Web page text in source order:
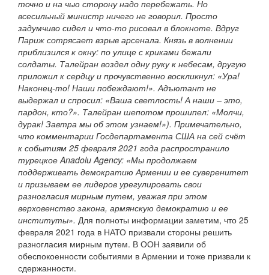
точно и на чью сторону надо перебежать. Но
всесильный министр ничего не говорил. Просто
задумчиво сидел и что-то рисовал в блокноте. Вдруг
Париж сотрясает взрыв арсенала. Князь в волнении
приблизился к окну: по улице с криками бежали
солдаты. Талейран воздел одну руку к небесам, другую
приложил к сердцу и прочувственно воскликнул: «Ура!
Наконец-то! Наши побеждают!». Адъютант не
выдержал и спросил: «Ваша светлость! А наши – это,
пардон, кто?». Талейран шепотом прошипел: «Молчи,
дурак! Завтра мы об этом узнаем!»). Примечательно,
что комментарии Госдепартамента США на сей счёт
к событиям 25 февраля 2021 года распространило
турецкое Anadolu Agency: «Мы продолжаем
поддерживать демократию Армении и ее суверенитет
и призываем ее лидеров урегулировать свои
разногласия мирным путем, уважая при этом
верховенство закона, армянскую демократию и ее
институты». Для полноты информации заметим, что 25
февраля 2021 года в НАТО призвали стороны решить
разногласия мирным путем. В ООН заявили об
обеспокоенности событиями в Армении и тоже призвали к
сдержанности.